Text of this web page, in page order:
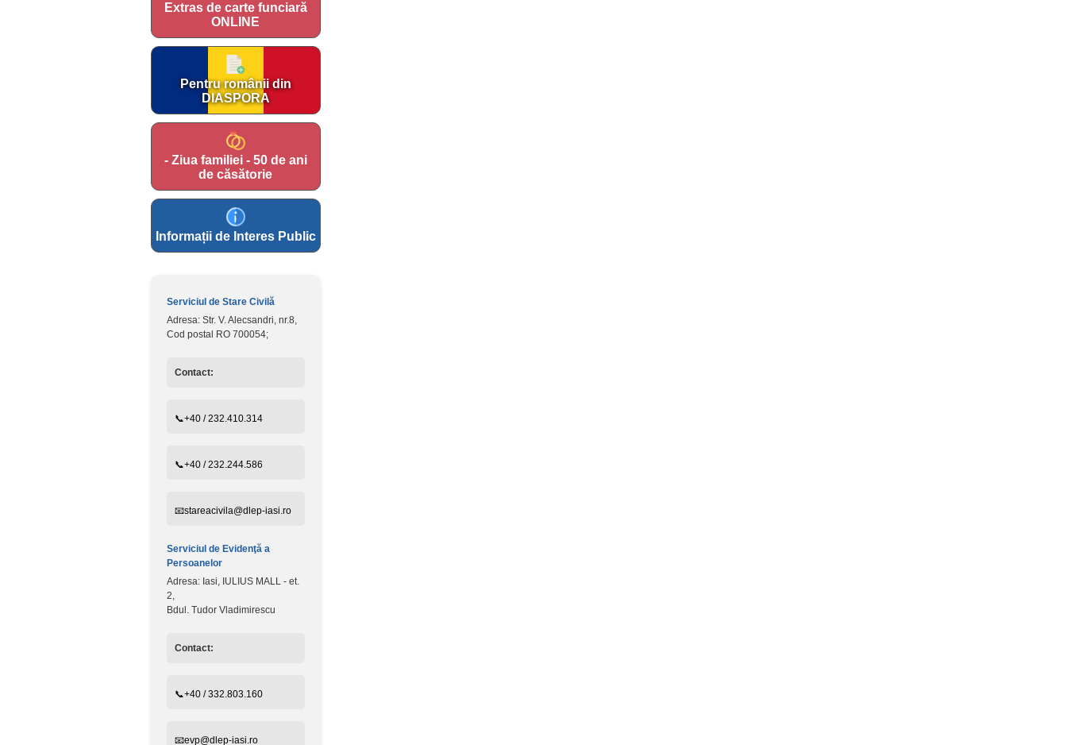
Extras de carte funciară
ONLINE
Pentru românii din
DIASPORA
- Ziua familiei - 50 de ani
de căsătorie
Informații de Interes Public
Serviciul de Stare Civilă
Adresa: Str. V. Alecsandri, nr.8,
Cod postal RO 700054;
Contact:
📞+40 / 232.410.314
📞+40 / 232.244.586
📧stareacivila@dlep-iasi.ro
Serviciul de Evidenţă a
Persoanelor
Adresa: Iasi, IULIUS MALL - et.
2,
Bdul. Tudor Vladimirescu
Contact:
📞+40 / 332.803.160
📧evp@dlep-iasi.ro